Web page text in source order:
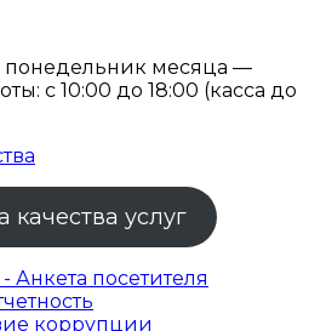
месяца —
с 10:00 до 18:00 (касса до
качества услуг
Анкета посетителя
коррупции